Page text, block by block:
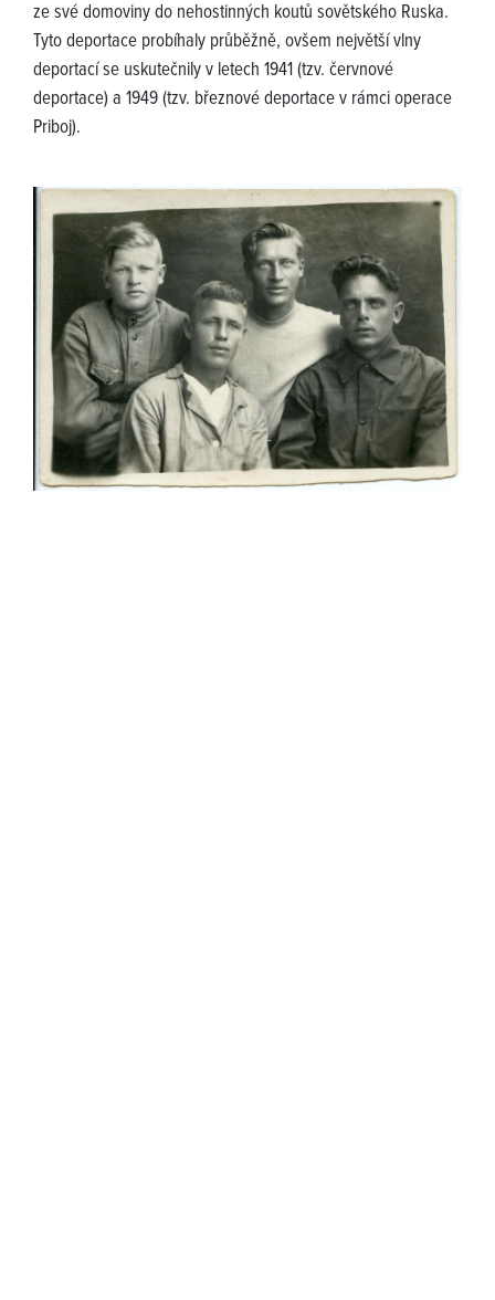
ze své domoviny do nehostinných koutů sovětského Ruska.
Tyto deportace probíhaly průběžně, ovšem největší vlny
deportací se uskutečnily v letech 1941 (tzv. červnové
deportace) a 1949 (tzv. březnové deportace v rámci operace
Priboj).